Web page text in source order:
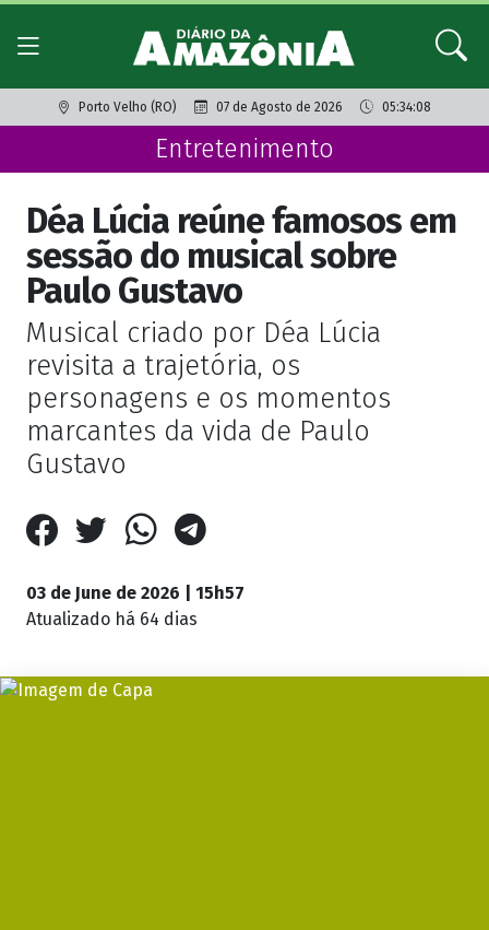
Porto Velho (RO) 07 de Agosto de 2026 05:34:08
Entretenimento
Déa Lúcia reúne famosos em
sessão do musical sobre
Paulo Gustavo
Musical criado por Déa Lúcia
revisita a trajetória, os
personagens e os momentos
marcantes da vida de Paulo
Gustavo
03 de June de 2026 | 15h57
Atualizado há 64 dias